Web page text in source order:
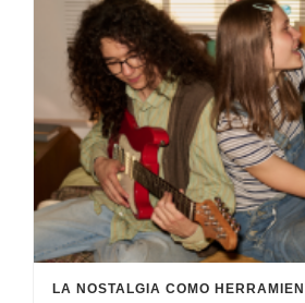
LA NOSTALGIA COMO